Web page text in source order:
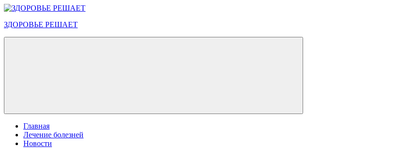
Перейти
содержимому
ЗДОРОВЬЕ РЕШАЕТ
Меню
Главная
Лечение болезней
Новости